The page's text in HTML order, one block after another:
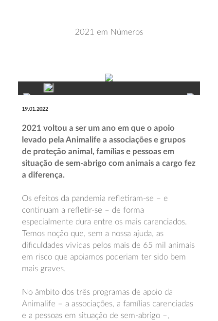
2021 em Números
19.01.2022
2021 voltou a ser um ano em que o apoio
levado pela Animalife a associações e grupos
de proteção animal, famílias e pessoas em
situação de sem-abrigo com animais a cargo fez
a diferença.
Os efeitos da pandemia refletiram-se – e
continuam a refletir-se – de forma
especialmente dura entre os mais carenciados.
Temos noção que, sem a nossa ajuda, as
dificuldades vividas pelos mais de 65 mil animais
em risco que apoiamos poderiam ter sido bem
mais graves.
No âmbito dos três programas de apoio da
Animalife – a associações, a famílias carenciadas
e a pessoas em situação de sem-abrigo –,